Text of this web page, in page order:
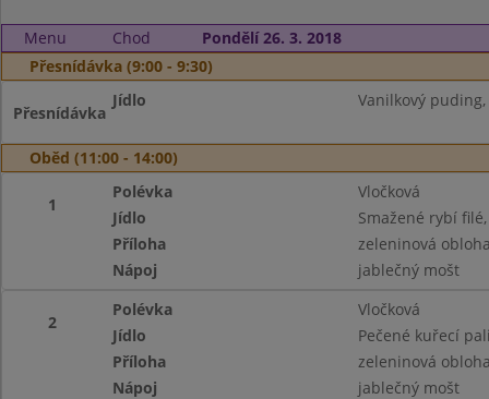
Menu Chod
Pondělí 26. 3. 2018
Přesnídávka (9:00 - 9:30)
Přesnídávka
Jídlo Vanilkový
Oběd (11:00 - 14:00)
1
Polévka
Vločková
Jídlo
Smažené rybí
Příloha
zeleninová
Nápoj
jablečný mošt
2
Polévka
Vločková
Jídlo
Pečené kuřecí
Příloha
zeleninová
Nápoj
jablečný mošt